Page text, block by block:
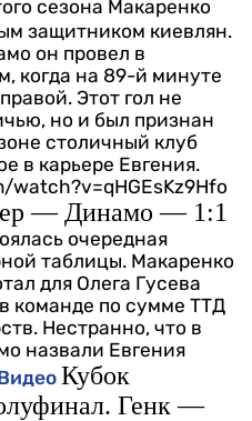
сезона Макаренко
защитником киевлян.
он провел в
когда на 89-й минуте
Этот гол не
но и был признан
столичный клуб
в карьере Евгения.
— Динамо — 1:1
очередная
таблицы. Макаренко
для Олега Гусева
команде по сумме ТТД
Нестранно, что в
назвали Евгения
Кубок
Генк —